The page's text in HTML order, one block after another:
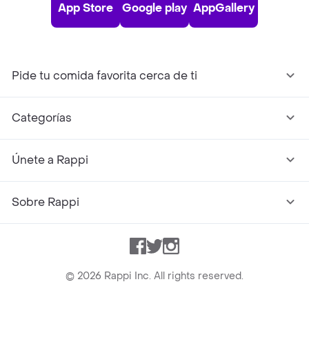
App Store Google play AppGallery
Pide tu comida favorita cerca de ti
Categorías
Únete a Rappi
Sobre Rappi
Facebook
TwitterInstagram
© 2026 Rappi Inc. All rights reserved.